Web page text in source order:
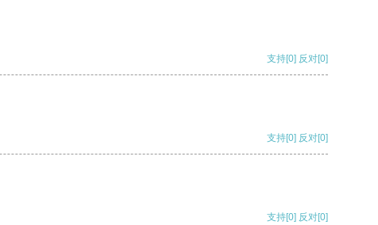
支持[0] 反对[0]
支持[0] 反对[0]
支持[0] 反对[0]